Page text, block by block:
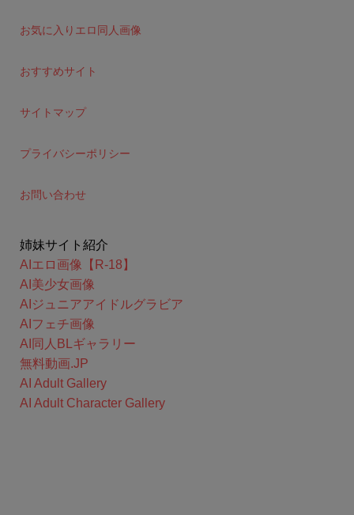
お気に入りエロ同人画像
おすすめサイト
サイトマップ
プライバシーポリシー
お問い合わせ
姉妹サイト紹介
AIエロ画像【R-18】
AI美少女画像
AIジュニアアイドルグラビア
AIフェチ画像
AI同人BLギャラリー
無料動画.JP
AI Adult Gallery
AI Adult Character Gallery